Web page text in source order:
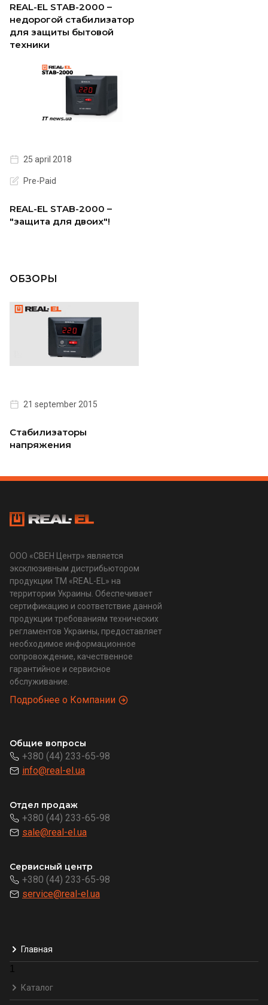
REAL-EL STAB-2000 –
недорогой стабилизатор
для защиты бытовой
техники
25 april 2018
Pre-Paid
REAL-EL STAB-2000 –
"защита для двоих"!
ОБЗОРЫ
21 september 2015
Стабилизаторы
напряжения
ООО «СВЕН Центр» является
эксклюзивным дистрибьютором
продукции ТМ «REAL-EL» на
территории Украины. Обеспечивает
сертификацию и соответствие данной
продукции требованиям технических
регламентов Украины, предоставляет
необходимое информационное
сопровождение, качественное
гарантийное и сервисное
обслуживание.
Подробнее о Компании
Общие вопросы
+380 (44) 233-65-98
info@real-el.ua
Отдел продаж
+380 (44) 233-65-98
sale@real-el.ua
Сервисный центр
+380 (44) 233-65-98
service@real-el.ua
Главная
1
Каталог